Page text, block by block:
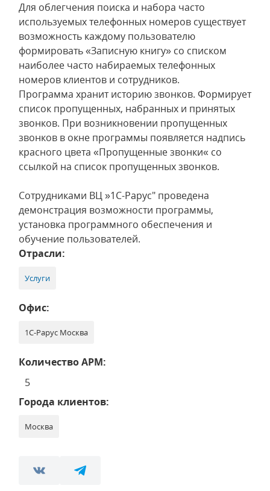
Для облегчения поиска и набора часто
используемых телефонных номеров существует
возможность каждому пользователю
формировать «Записную книгу» со списком
наиболее часто набираемых телефонных
номеров клиентов и сотрудников.
Программа хранит историю звонков. Формирует
список пропущенных, набранных и принятых
звонков. При возникновении пропущенных
звонков в окне программы появляется надпись
красного цвета «Пропущенные звонки« со
ссылкой на список пропущенных звонков.
Сотрудниками ВЦ »1С-Рарус" проведена
демонстрация возможности программы,
установка программного обеспечения и
обучение пользователей.
Отрасли:
Услуги
Офис:
1С-Рарус Москва
Количество АРМ:
5
Города клиентов:
Москва